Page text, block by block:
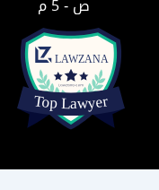
ص - 5 م